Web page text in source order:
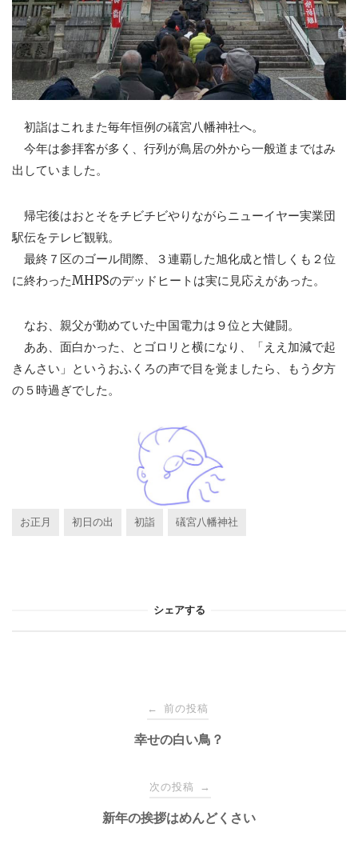
初詣はこれまた毎年恒例の礒宮八幡神社へ。
今年は参拝客が多く、行列が鳥居の外から一般道まではみ
出していました。
帰宅後はおとそをチビチビやりながらニューイヤー実業団
駅伝をテレビ観戦。
最終７区のゴール間際、３連覇した旭化成と惜しくも２位
に終わったMHPSのデッドヒートは実に見応えがあった。
なお、親父が勤めていた中国電力は９位と大健闘。
ああ、面白かった、とゴロリと横になり、「ええ加減で起
きんさい」というおふくろの声で目を覚ましたら、もう夕方
の５時過ぎでした。
お正月 初日の出 初詣 礒宮八幡神社
シェアする
← 前の投稿
幸せの白い鳥？
次の投稿 →
新年の挨拶はめんどくさい